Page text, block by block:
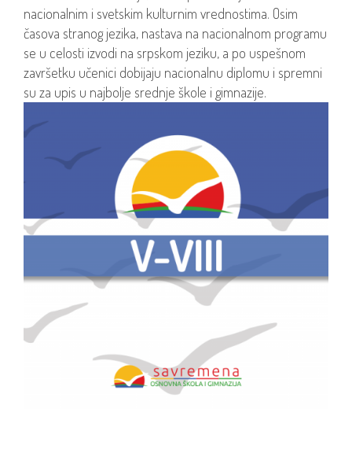
nacionalnim i svetskim kulturnim vrednostima. Osim
časova stranog jezika, nastava na nacionalnom programu
se u celosti izvodi na srpskom jeziku, a po uspešnom
završetku učenici dobijaju nacionalnu diplomu i spremni
su za upis u najbolje srednje škole i gimnazije.